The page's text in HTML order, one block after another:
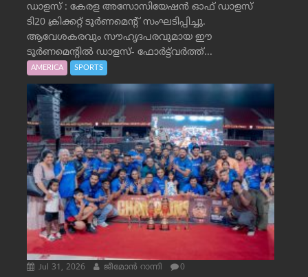
ഡാളസ് : കേരള അസോസിയേഷൻ ഓഫ് ഡാളസ്
ടി20 ക്രിക്കറ്റ് ടൂർണമെന്റ് സംഘടിപ്പിച്ചു.
ആവേശകരവും സൗഹൃദപരവുമായ ഈ
ടൂർണമെന്റിൽ ഡാളസ്- ഫോർട്ട്‌വര്‍ത്ത്...
AMERICA SPORTS
Jul 31, 2026 ജീമോന്‍ റാന്നി 0